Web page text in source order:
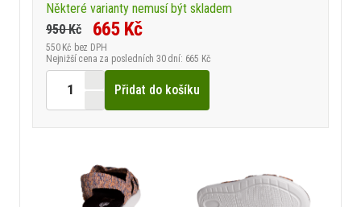
Některé varianty nemusí být skladem
950 Kč
665 Kč
550 Kč bez DPH
Nejnižší cena za posledních 30 dní: 665 Kč
Přidat do košíku